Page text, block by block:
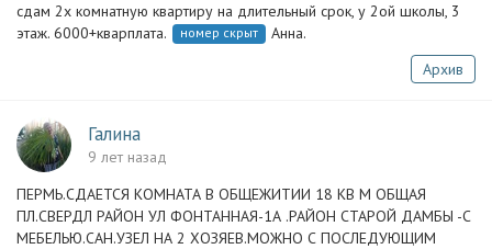
сдам 2х комнатную квартиру на длительный срок, у 2ой школы, 3
этаж. 6000+кварплата.
номер скрыт
Анна.
Архив
Галина
9 лет назад
ПЕРМЬ.СДАЕТСЯ КОМНАТА В ОБЩЕЖИТИИ 18 КВ М ОБЩАЯ
ПЛ.СВЕРДЛ РАЙОН УЛ ФОНТАННАЯ-1А .РАЙОН СТАРОЙ ДАМБЫ -С
МЕБЕЛЬЮ.САН.УЗЕЛ НА 2 ХОЗЯЕВ.МОЖНО С ПОСЛЕДУЮЩИМ